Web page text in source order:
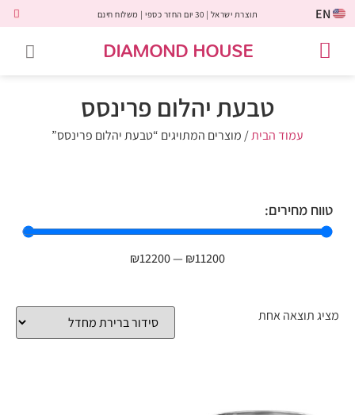
EN תוצרת ישראל | 30 יום החזר כספי | משלוח חינם
DIAMOND HOUSE
טבעת יהלום פרינסס
עמוד הבית/ מוצרים המתויגים “טבעת יהלום פרינסס”
טווח מחירים:
₪11200
—
₪12200
מציג תוצאה אחת